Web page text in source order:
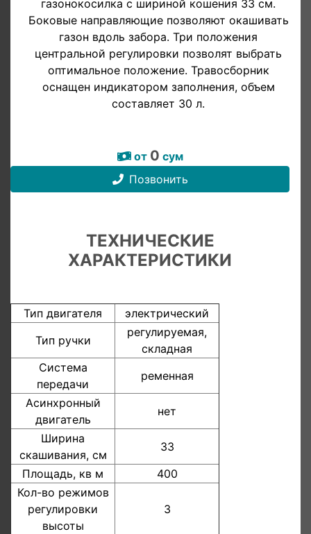
газонокосилка с шириной кошения 33 см.
Боковые направляющие позволяют окашивать
газон вдоль забора. Три положения
центральной регулировки позволят выбрать
оптимальное положение. Травосборник
оснащен индикатором заполнения, объем
составляет 30 л.
от 0 сум
Позвонить
ТЕХНИЧЕСКИЕ
ХАРАКТЕРИСТИКИ
Тип двигателя
электрический
Тип ручки
регулируемая,
складная
Система
передачи
ременная
Асинхронный
двигатель
нет
Ширина
скашивания, см
33
Площадь, кв м
400
Кол-во режимов
регулировки
высоты
3